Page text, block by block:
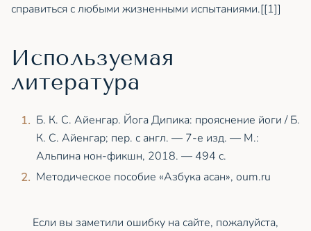
справиться с любыми жизненными испытаниями.[[1]]
Используемая
литература
Б. К. С. Айенгар. Йога Дипика: прояснение йоги / Б.
К. С. Айенгар; пер. с англ. — 7-е изд. — М.:
Альпина нон-фикшн, 2018. — 494 с.
Методическое пособие «Азбука асан», oum.ru
Если вы заметили ошибку на сайте, пожалуйста,